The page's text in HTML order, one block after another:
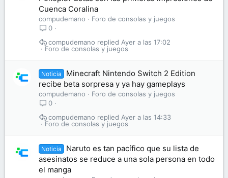
Cuenca Coralina
compudemano
Foro de consolas y juegos
0
Foro de consolas y juegos
Ayer a las 17:02
compudemano
Noticia
Minecraft Nintendo Switch 2 Edition
recibe beta sorpresa y ya hay gameplays
compudemano
Foro de consolas y juegos
0
Foro de consolas y juegos
Ayer a las 14:33
compudemano
Noticia
Naruto es tan pacífico que su lista de
asesinatos se reduce a una sola persona en todo
el manga